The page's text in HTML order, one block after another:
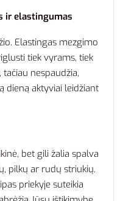
ir elastingumas
Elastingas mezgimo
tiek vyrams, tiek
nespaudžia,
dieną aktyviai leidžiant
bet gili žalia spalva
pilkų ar rudų striukių.
priekyje suteikia